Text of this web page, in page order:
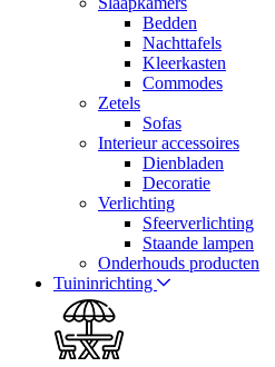
Bedden
Nachttafels
Kleerkasten
Commodes
Zetels
Sofas
Interieur accessoires
Dienbladen
Decoratie
Verlichting
Sfeerverlichting
Staande lampen
Onderhouds producten
Tuininrichting